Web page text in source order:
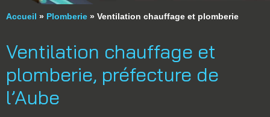
Accueil » Plomberie » Ventilation chauffage et plomberie
Ventilation chauffage et
plomberie, préfecture de
l’Aube